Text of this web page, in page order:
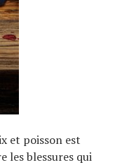
et poisson est
les blessures qui